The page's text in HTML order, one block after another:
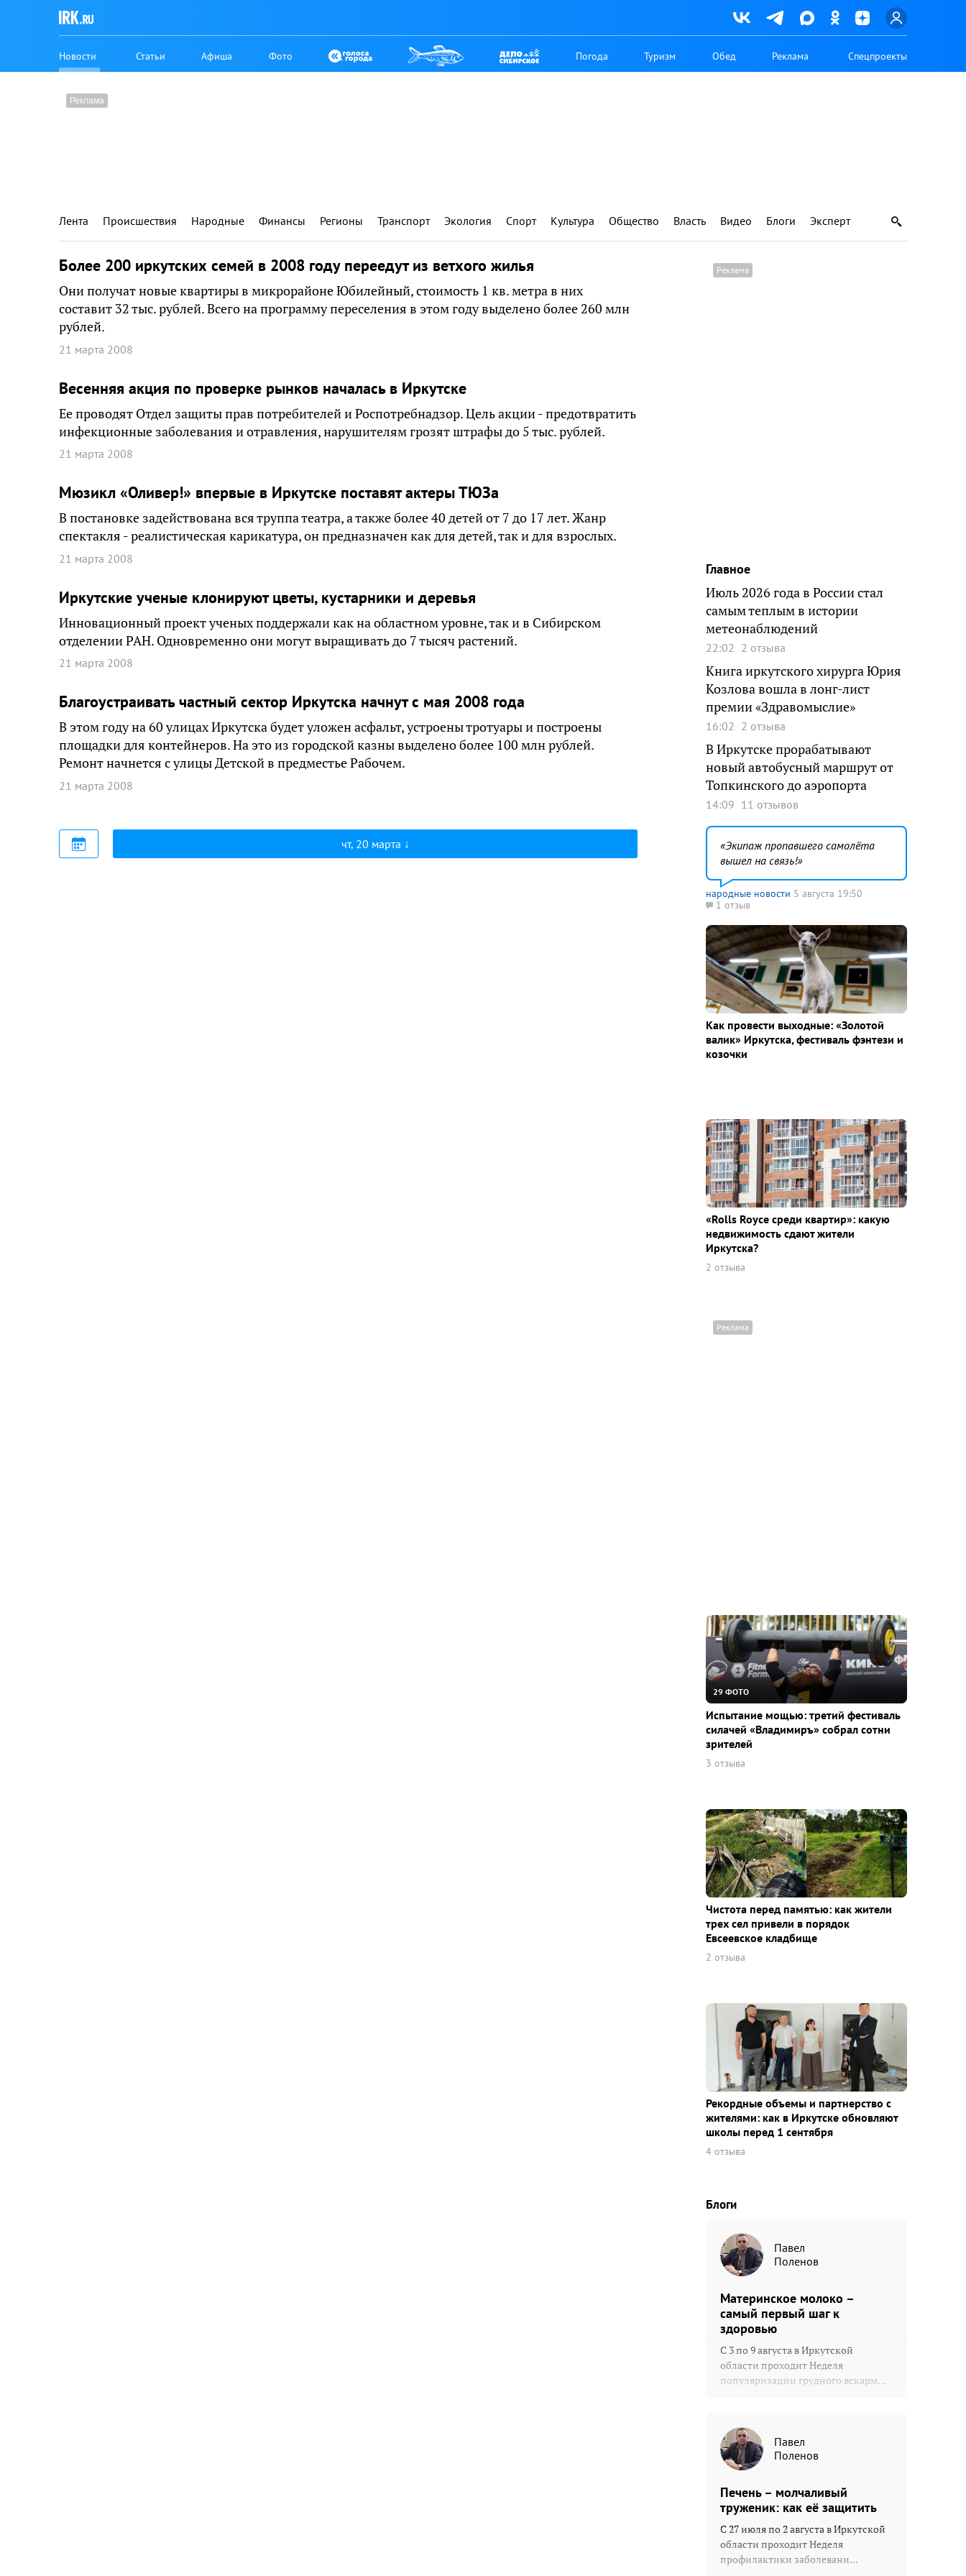
Новости Статьи Афиша Фото Погода Туризм Обед Реклама Спецпроекты
Лента Происшествия Народные Финансы Регионы Транспорт Экология Спорт Культура Общество Власть Видео Блоги Эксперт
Более 200 иркутских семей в 2008 году переедут из ветхого жилья
Они получат новые квартиры в микрорайоне Юбилейный, стоимость 1 кв. метра в них
составит 32 тыс. рублей. Всего на программу переселения в этом году выделено более 260 млн
рублей.
21 марта 2008
Весенняя акция по проверке рынков началась в Иркутске
Ее проводят Отдел защиты прав потребителей и Роспотребнадзор. Цель акции - предотвратить
инфекционные заболевания и отравления, нарушителям грозят штрафы до 5 тыс. рублей.
21 марта 2008
Мюзикл «Оливер!» впервые в Иркутске поставят актеры ТЮЗа
В постановке задействована вся труппа театра, а также более 40 детей от 7 до 17 лет. Жанр
спектакля - реалистическая карикатура, он предназначен как для детей, так и для взрослых.
21 марта 2008
Иркутские ученые клонируют цветы, кустарники и деревья
Инновационный проект ученых поддержали как на областном уровне, так и в Сибирском
отделении РАН. Одновременно они могут выращивать до 7 тысяч растений.
21 марта 2008
Благоустраивать частный сектор Иркутска начнут с мая 2008 года
В этом году на 60 улицах Иркутска будет уложен асфальт, устроены тротуары и построены
площадки для контейнеров. На это из городской казны выделено более 100 млн рублей.
Ремонт начнется с улицы Детской в предместье Рабочем.
21 марта 2008
чт, 20 марта
Главное
Июль 2026 года в России стал
самым теплым в истории
метеонаблюдений
22:02 2 отзыва
Книга иркутского хирурга Юрия
Козлова вошла в лонг-лист
премии «Здравомыслие»
16:02 2 отзыва
В Иркутске прорабатывают
новый автобусный маршрут от
Топкинского до аэропорта
14:09 11 отзывов
Экипаж пропавшего самолёта
вышел на связь!
народные новости 5 августа 19:50
1 отзыв
Как провести выходные: «Золотой
валик» Иркутска, фестиваль фэнтези и
козочки
«Rolls Royce среди квaртир»: какую
недвижимость сдают жители
Иркутска?
2 отзыва
29 ФОТО
Испытание мощью: третий фестиваль
силачей «Владимиръ» собрал сотни
зрителей
3 отзыва
Чистота перед памятью: как жители
трех сел привели в порядок
Евсеевское кладбище
2 отзыва
Рекордные объемы и партнерство с
жителями: как в Иркутске обновляют
школы перед 1 сентября
4 отзыва
Блоги
Павел
Поленов
Материнское молоко –
самый первый шаг к
здоровью
С 3 по 9 августа в Иркутской
области проходит Неделя
популяризации грудного вскарм...
Павел
Поленов
Печень – молчаливый
труженик: как её защитить
С 27 июля по 2 августа в Иркутской
области проходит Неделя
профилактики заболевани...